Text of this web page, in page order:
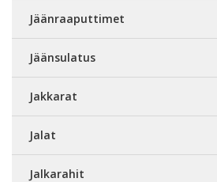
Jäänraaputtimet
Jäänsulatus
Jakkarat
Jalat
Jalkarahit